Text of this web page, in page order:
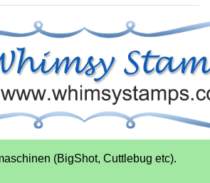
(BigShot, Cuttlebug etc).